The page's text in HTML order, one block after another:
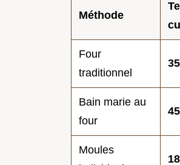
Méthode
Four
traditionnel
35
Bain marie au
four
45
Moules
18